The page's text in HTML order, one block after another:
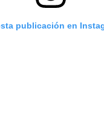
publicación en